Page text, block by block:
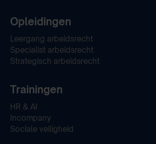
Opleidingen
Leergang arbeidsrecht
Specialist arbeidsrecht
Strategisch arbeidsrecht
Trainingen
HR & AI
Incompany
Sociale veiligheid